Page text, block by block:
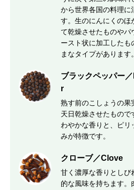
から世界各国の料理に
す。生のにんにくのほ
て乾燥させたものやパ
ースト状に加工したも
まなタイプがあります。
ブラックペッパー
r
熟す前のこしょうの果
天日乾燥させたもので
わやかな香りと、ピリ
みが特徴です。
クローブ／Clove
甘く濃厚な香りとしび
的な風味を持ちます。